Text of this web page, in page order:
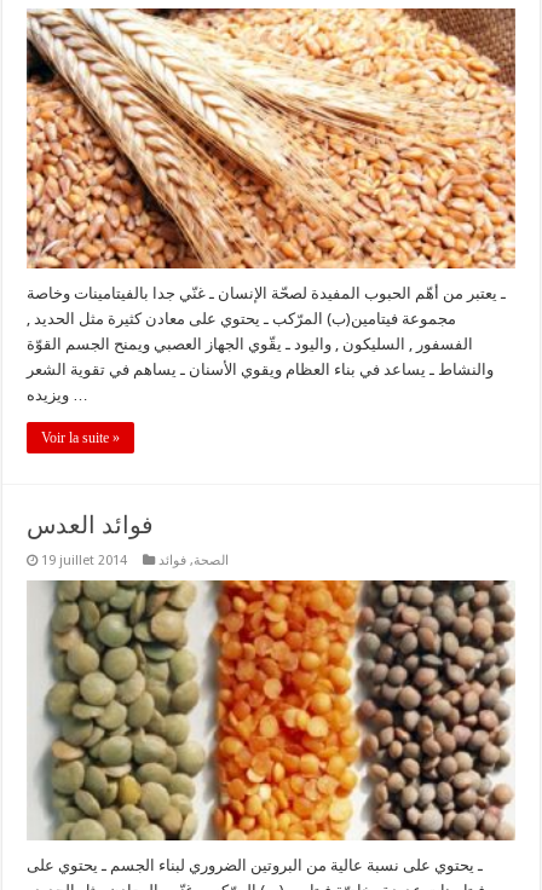
ـ يعتبر من أهّم الحبوب المفيدة لصحّة الإنسان ـ غنّي جدا بالفيتامينات وخاصة
مجموعة فيتامين(ب) المرّكب ـ يحتوي على معادن كثيرة مثل الحديد ,
الفسفور , السليكون , واليود ـ يقّوي الجهاز العصبي ويمنح الجسم القوّة
والنشاط ـ يساعد في بناء العظام ويقوي الأسنان ـ يساهم في تقوية الشعر
ويزيده …
Voir la suite »
فوائد العدس
19 juillet 2014 الصحة, فوائد
ـ يحتوي على نسبة عالية من البروتين الضروري لبناء الجسم ـ يحتوي على